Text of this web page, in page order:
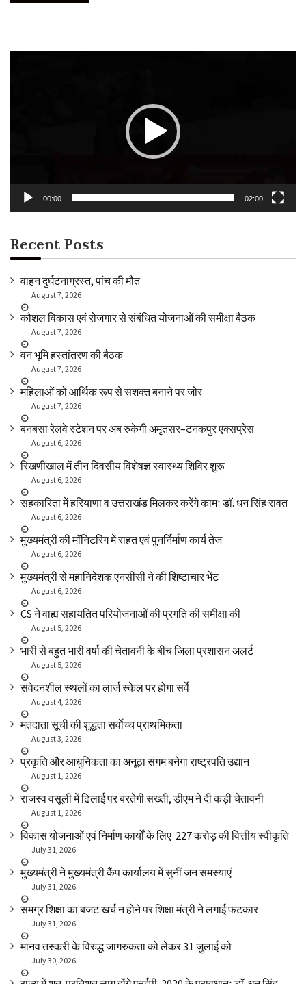
00:00 02:00
Recent Posts
वाहन दुर्घटनाग्रस्त, पांच की मौत
August 7, 2026
कौशल विकास एवं रोजगार से संबंधित योजनाओं की समीक्षा बैठक
August 7, 2026
वन भूमि हस्तांतरण की बैठक
August 7, 2026
महिलाओं को आर्थिक रूप से सशक्त बनाने पर जोर
August 7, 2026
बनबसा रेलवे स्टेशन पर अब रुकेगी अमृतसर–टनकपुर एक्सप्रेस
August 6, 2026
रिखणीखाल में तीन दिवसीय विशेषज्ञ स्वास्थ्य शिविर शुरू
August 6, 2026
सहकारिता में हरियाणा व उत्तराखंड मिलकर करेंगे कामः डाॅ. धन सिंह रावत
August 6, 2026
मुख्यमंत्री की मॉनिटरिंग में राहत एवं पुनर्निर्माण कार्य तेज
August 6, 2026
मुख्यमंत्री से महानिदेशक एनसीसी ने की शिष्टाचार भेंट
August 6, 2026
CS ने वाह्य सहायतित परियोजनाओं की प्रगति की समीक्षा की
August 5, 2026
भारी से बहुत भारी वर्षा की चेतावनी के बीच जिला प्रशासन अलर्ट
August 5, 2026
संवेदनशील स्थलों का लार्ज स्केल पर होगा सर्वे
August 4, 2026
मतदाता सूची की शुद्धता सर्वाेच्च प्राथमिकता
August 3, 2026
प्रकृति और आधुनिकता का अनूठा संगम बनेगा राष्ट्रपति उद्यान
August 1, 2026
राजस्व वसूली में ढिलाई पर बरतेगी सख्ती, डीएम ने दी कड़ी चेतावनी
August 1, 2026
विकास योजनाओं एवं निर्माण कार्यों के लिए ₹ 227 करोड़ की वित्तीय स्वीकृति
July 31, 2026
मुख्यमंत्री ने मुख्यमंत्री कैंप कार्यालय में सुनीं जन समस्याएं
July 31, 2026
समग्र शिक्षा का बजट खर्च न होने पर शिक्षा मंत्री ने लगाई फटकार
July 31, 2026
मानव तस्करी के विरुद्ध जागरुकता को लेकर 31 जुलाई को
July 30, 2026